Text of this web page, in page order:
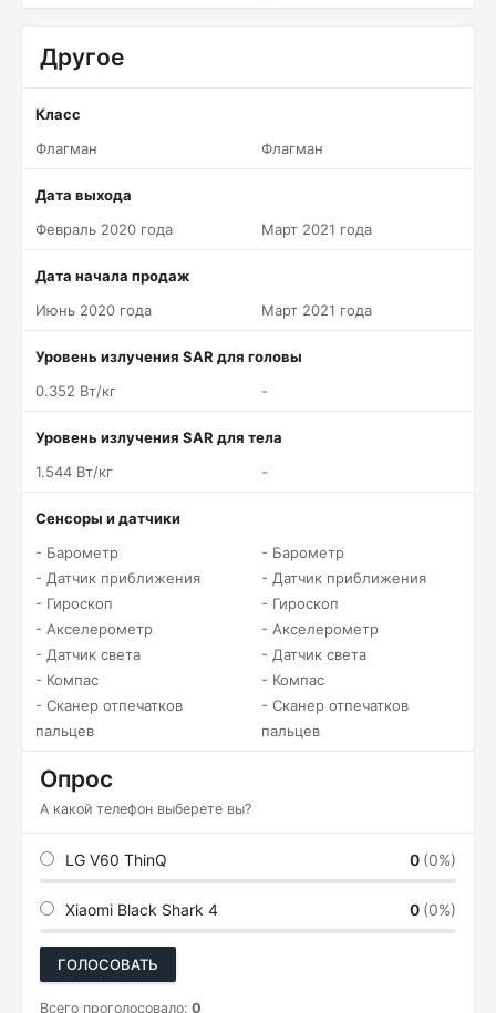
Другое
Класс
Флагман
Флагман
Дата выхода
Февраль 2020 года
Март 2021 года
Дата начала продаж
Июнь 2020 года
Март 2021 года
Уровень излучения SAR для головы
0.352 Вт/кг
-
Уровень излучения SAR для тела
1.544 Вт/кг
-
Сенсоры и датчики
- Барометр
- Датчик приближения
- Гироскоп
- Акселерометр
- Датчик света
- Компас
- Сканер отпечатков
пальцев
- Барометр
- Датчик приближения
- Гироскоп
- Акселерометр
- Датчик света
- Компас
- Сканер отпечатков
пальцев
Опрос
А какой телефон выберете вы?
LG V60 ThinQ 0 (0%)
Xiaomi Black Shark 4 0 (0%)
ГОЛОСОВАТЬ
Всего проголосовало: 0